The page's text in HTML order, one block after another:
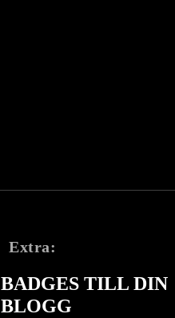
Extra:
BADGES TILL DIN
BLOGG